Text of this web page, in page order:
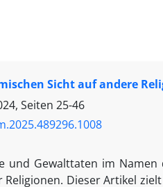
Sicht auf andere
Seiten 25-46
und Gewalttaten im
Dieser Artikel